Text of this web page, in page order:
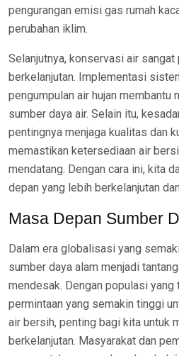
pengurangan emisi gas rumah
perubahan iklim.
Selanjutnya, konservasi air
berkelanjutan. Implementasi
pengumpulan air hujan membantu
sumber daya air. Selain itu,
pentingnya menjaga kualitas dan
memastikan ketersediaan air
mendatang. Dengan cara ini, kita
depan yang lebih berkelanjutan
Masa Depan Sumber
Dalam era globalisasi yang
sumber daya alam menjadi
mendesak. Dengan populasi yang
permintaan yang semakin tinggi
air bersih, penting bagi kita untuk
berkelanjutan. Masyarakat dan